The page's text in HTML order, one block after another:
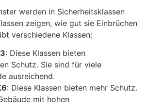
werden in Sicherheitsklassen
zeigen, wie gut sie Einbrüchen
verschiedene Klassen:
: Diese Klassen bieten
Schutz. Sie sind für viele
ausreichend.
: Diese Klassen bieten mehr Schutz.
mit hohen